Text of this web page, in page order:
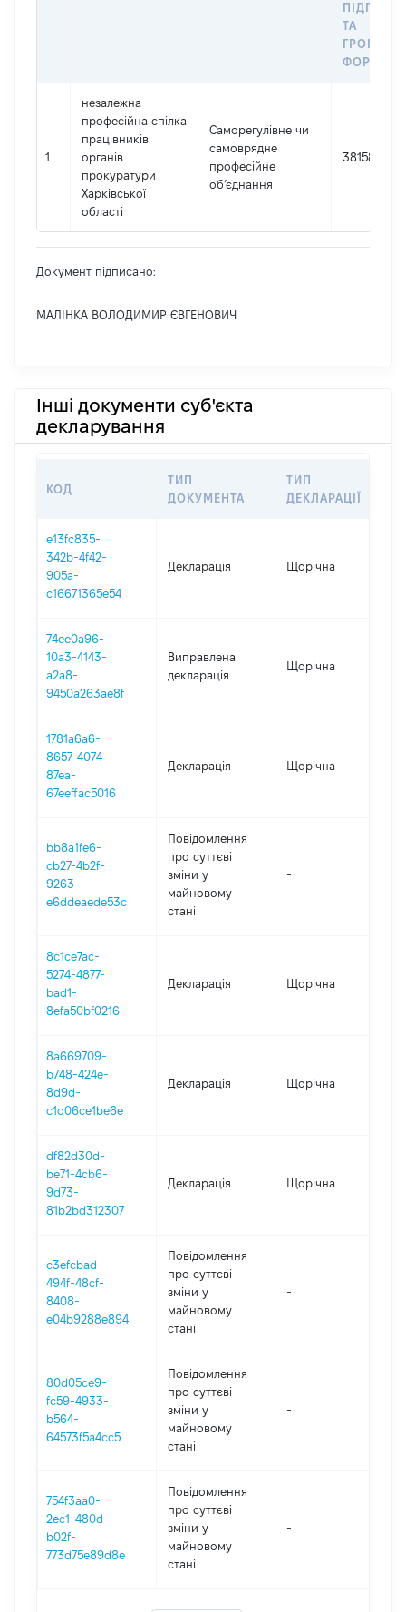
ТА
1
незалежна
професійна спілка
працівників
органів
прокуратури
Харківської
області
Саморегулівне чи
самоврядне
професійне
об’єднання
38158855
Документ підписано:
МАЛІНКА ВОЛОДИМИР ЄВГЕНОВИЧ
Інші документи суб'єкта
декларування
КОД
ТИП
ДОКУМЕНТА
ТИП
ДЕКЛАРАЦІЇ
e13fc835-
342b-4f42-
905a-
c16671365e54
Декларація Щорічна
74ee0a96-
10a3-4143-
a2a8-
9450a263ae8f
Виправлена
декларація
Щорічна
1781a6a6-
8657-4074-
87ea-
67eeffac5016
Декларація Щорічна
bb8a1fe6-
cb27-4b2f-
9263-
e6ddeaede53c
Повідомлення
про суттєві
зміни y
майновому
стані
-
8c1ce7ac-
5274-4877-
bad1-
8efa50bf0216
Декларація Щорічна
8a669709-
b748-424e-
8d9d-
c1d06ce1be6e
Декларація Щорічна
df82d30d-
be71-4cb6-
9d73-
81b2bd312307
Декларація Щорічна
c3efcbad-
494f-48cf-
8408-
e04b9288e894
Повідомлення
про суттєві
зміни y
майновому
стані
-
80d05ce9-
fc59-4933-
b564-
64573f5a4cc5
Повідомлення
про суттєві
зміни y
майновому
стані
-
754f3aa0-
2ec1-480d-
b02f-
773d75e89d8e
Повідомлення
про суттєві
зміни y
майновому
стані
-